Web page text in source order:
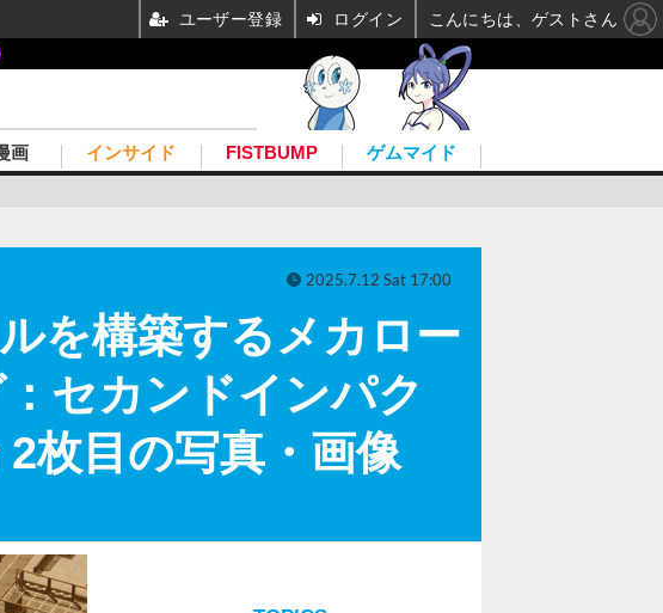
画 インサイド FISTBUMP ゲムマイド
を構築するメカロー
セカンドインパク
枚目の写真・画像
2025.7.12 Sat 17:00
ユーザー登録 ログイン こんにちは、ゲストさん